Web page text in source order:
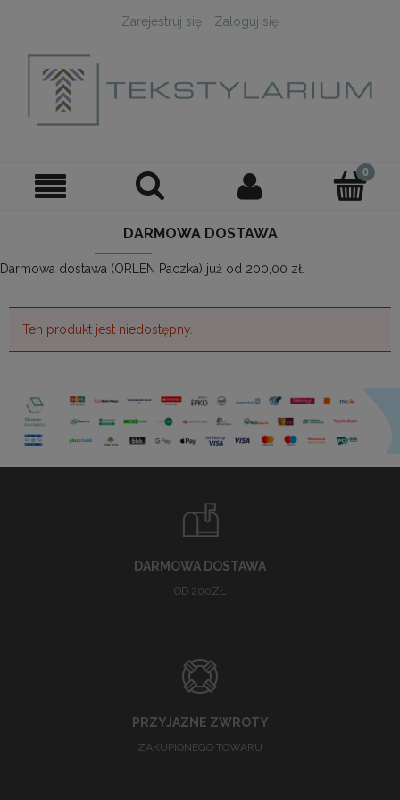
Zarejestruj się Zaloguj się
DARMOWA DOSTAWA
Darmowa dostawa (ORLEN Paczka) już od 200,00 zł.
Ten produkt jest niedostępny.
DARMOWA DOSTAWA
OD 200ZŁ
PRZYJAZNE ZWROTY
ZAKUPIONEGO TOWARU